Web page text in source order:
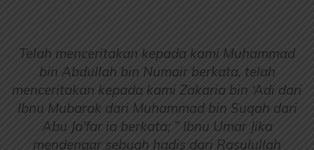
Telah menceritakan kepada kami Muhammad
bin Abdullah bin Numair berkata, telah
menceritakan kepada kami Zakaria bin ‘Adi dari
Ibnu Mubarak dari Muhammad bin Suqah dari
Abu Ja’far ia berkata; ” Ibnu Umar Jika
mendengar sebuah hadis dari Rasulullah